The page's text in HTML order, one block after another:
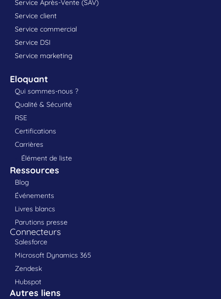
Service Après-Vente (SAV)
Service client
Service commercial
Service DSI
Service marketing
Eloquant
Qui sommes-nous ?
Qualité & Sécurité
RSE
Certifications
Carrières
Élément de liste
Ressources
Blog
Événements
Livres blancs
Parutions presse
Connecteurs
Salesforce
Microsoft Dynamics 365
Zendesk
Hubspot
Autres liens